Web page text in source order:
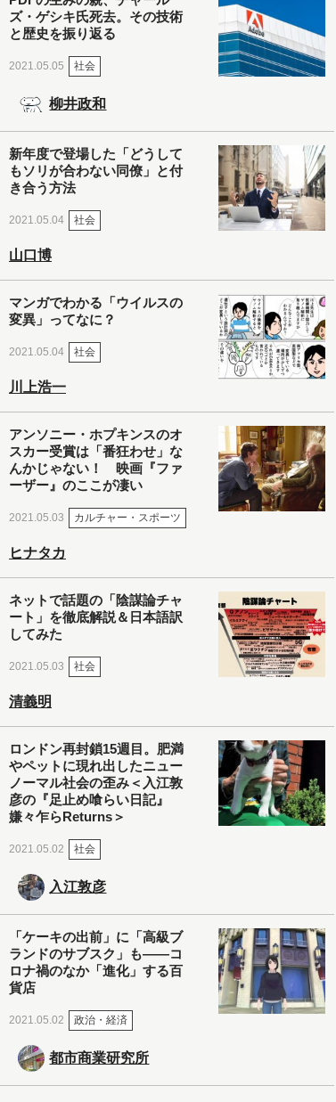
ズ・ゲシキ氏死去。その技術
と歴史を振り返る
2021.05.05 社会
柳井政和
新年度で登場した「どうして
もソリが合わない同僚」と付
き合う方法
2021.05.04 社会
山口博
マンガでわかる「ウイルスの
変異」ってなに？
2021.05.04 社会
川上浩一
アンソニー・ホプキンスのオ
スカー受賞は「番狂わせ」な
んかじゃない！ 映画『ファ
ーザー』のここが凄い
2021.05.03 カルチャー・スポーツ
ヒナタカ
ネットで話題の「陰謀論チャ
ート」を徹底解説＆日本語訳
してみた
2021.05.03 社会
清義明
ロンドン再封鎖15週目。肥満
やペットに現れ出したニュー
ノーマル社会の歪み＜入江敦
彦の『足止め喰らい日記』
嫌々乍らReturns＞
2021.05.02 社会
入江敦彦
「ケーキの出前」に「高級ブ
ランドのサブスク」も――コ
ロナ禍のなか「進化」する百
貨店
2021.05.02 政治・経済
都市商業研究所